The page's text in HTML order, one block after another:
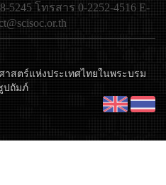
5245 โทรสาร 0-2252-4516 E-
าสตร์แห่งประเทศไทยในพระบรม
ปถัมภ์